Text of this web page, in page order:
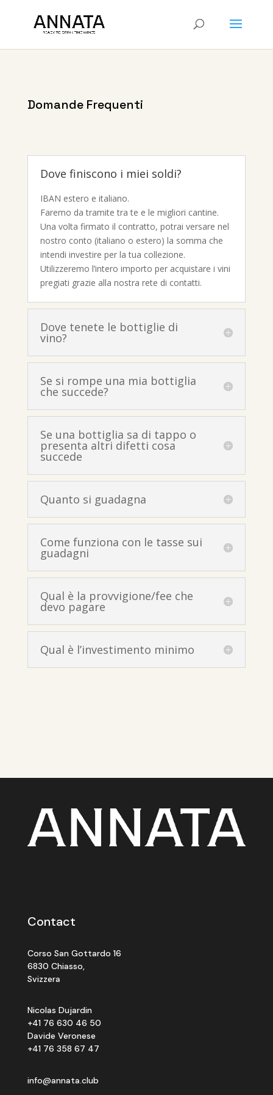
Domande Frequenti
Dove finiscono i miei soldi?
IBAN estero e italiano.
Faremo da tramite tra te e le migliori cantine.
Una volta firmato il contratto, potrai versare nel
nostro conto (italiano o estero) la somma che
intendi investire per la tua collezione.
Utilizzeremo l’intero importo per acquistare i vini
pregiati grazie alla nostra rete di contatti.
Dove tenete le bottiglie di
vino?
Se si rompe una mia bottiglia
che succede?
Se una bottiglia sa di tappo o
presenta altri difetti cosa
succede
Quanto si guadagna
Come funziona con le tasse sui
guadagni
Qual è la provvigione/fee che
devo pagare
Qual è l’investimento minimo
Contact
Corso San Gottardo 16
6830 Chiasso,
Svizzera
Nicolas Dujardin
+41 76 630 46 50
Davide Veronese
+41 76 358 67 47
info@annata.club